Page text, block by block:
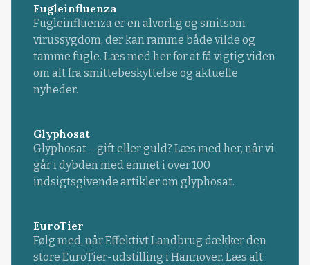
Fugleinfluenza
Fugleinfluenza er en alvorlig og smitsom
virussygdom, der kan ramme både vilde og
tamme fugle. Læs med her for at få vigtig viden
om alt fra smittebeskyttelse og aktuelle
nyheder.
Glyphosat
Glyphosat – gift eller guld? Læs med her, når vi
går i dybden med emnet i over 100
indsigtsgivende artikler om glyphosat.
EuroTier
Følg med, når Effektivt Landbrug dækker den
store EuroTier-udstilling i Hannover. Læs alt